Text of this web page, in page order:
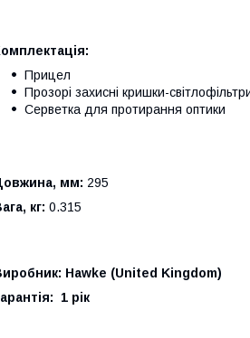
Прицел
Прозорі захисні кришки-
Серветка для протирання оптики
мм: 295
кг: 0.315
Hawke (United Kingdom)
1 рік